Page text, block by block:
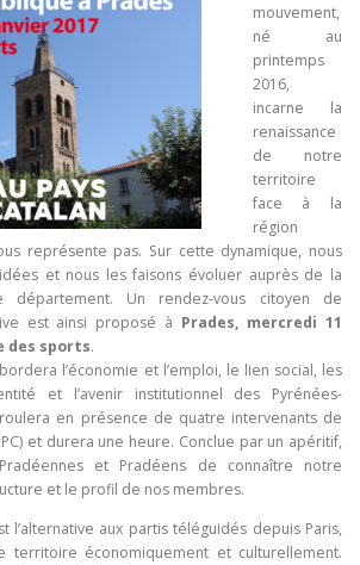
mouvement,
né au
printemps
2016,
incarne la
renaissance
de notre
territoire
face à la
région
représente pas. Sur cette dynamique, nous
et nous les faisons évoluer auprès de la
département. Un rendez-vous citoyen de
est ainsi proposé à Prades, mercredi 11
des sports.
l’économie et l’emploi, le lien social, les
et l’avenir institutionnel des Pyrénées-
en présence de quatre intervenants de
et durera une heure. Conclue par un apéritif,
et Pradéens de connaître notre
et le profil de nos membres.
l’alternative aux partis téléguidés depuis Paris,
territoire économiquement et culturellement.